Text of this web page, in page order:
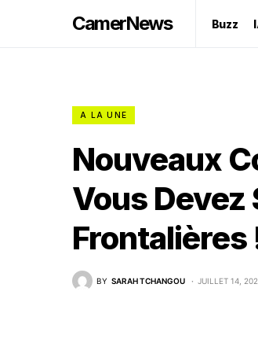
CamerNews Buzz
A LA UNE
Nouveaux
Vous Devez
Frontalières
BY SARAH TCHANGOU JUILLET 14,